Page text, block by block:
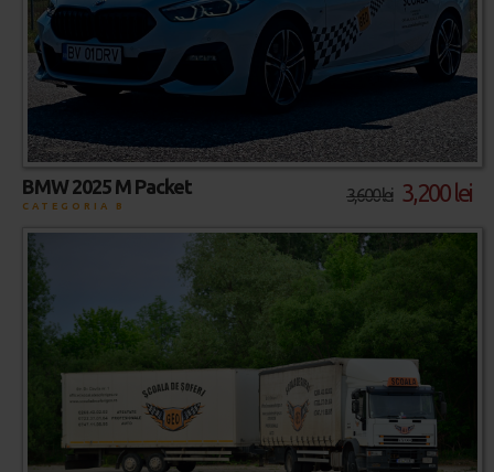
3,600 lei 3,200 lei
BMW 2025 M Packet
CATEGORIA B